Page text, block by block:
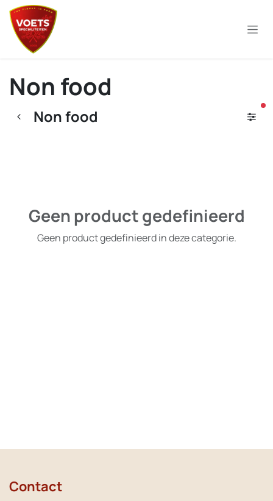
Overslaan naar inhoud
Non food
Non food
Geen product gedefinieerd
Geen product gedefinieerd in deze categorie.
Contact